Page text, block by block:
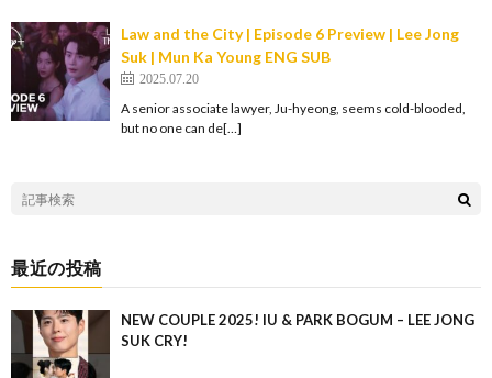
Law and the City | Episode 6 Preview | Lee Jong
Suk | Mun Ka Young ENG SUB
2025.07.20
A senior associate lawyer, Ju-hyeong, seems cold-blooded,
but no one can de[…]
最近の投稿
NEW COUPLE 2025! IU & PARK BOGUM – LEE JONG
SUK CRY!